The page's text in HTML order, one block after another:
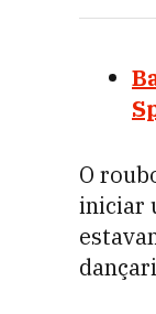
O
iniciar